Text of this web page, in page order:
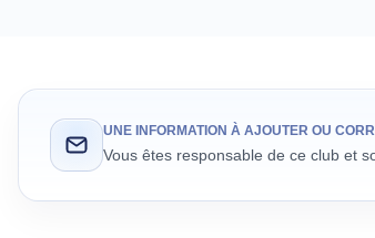
UNE INFORMATION À AJOUTER OU
Vous êtes responsable de ce club et